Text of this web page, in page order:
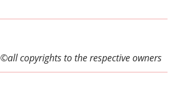
©all copyrights to the respective owners